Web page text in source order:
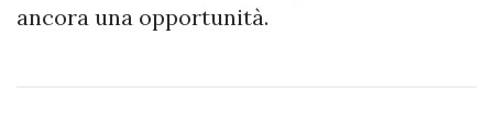
ancora una opportunità.